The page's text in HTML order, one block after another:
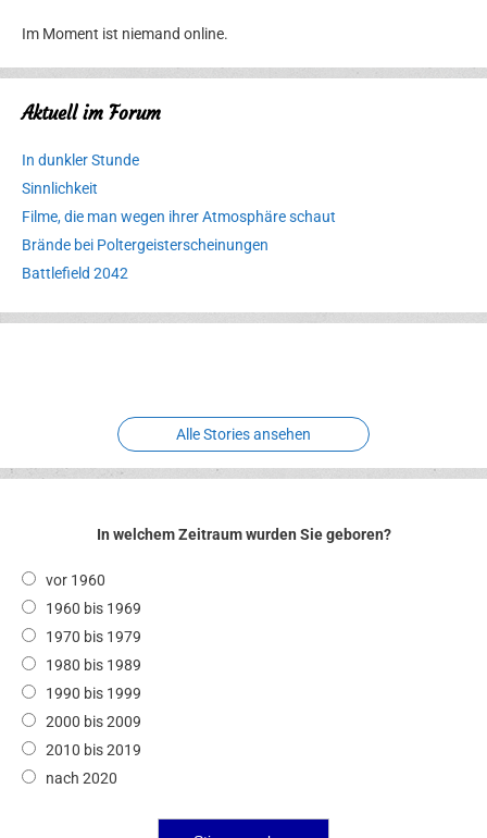
Im Moment ist niemand online.
Aktuell im Forum
In dunkler Stunde
Sinnlichkeit
Filme, die man wegen ihrer Atmosphäre schaut
Brände bei Poltergeisterscheinungen
Battlefield 2042
Erlebnispark
Verbotene
Alle Stories ansehen
In welchem Zeitraum wurden Sie geboren?
vor 1960
1960 bis 1969
1970 bis 1979
1980 bis 1989
1990 bis 1999
2000 bis 2009
2010 bis 2019
nach 2020